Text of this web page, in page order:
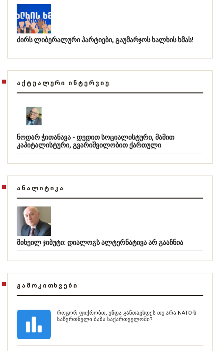
ძირს ლიბერალური პარტიები, გაუმარჯოს ხალხის ხმას!
ᲐᲥᲢᲣᲐᲚᲣᲠᲘ ᲘᲜᲢᲔᲠᲕᲘᲣ
ნოდარ ჭითანავა - დედით სოციალისტური, მამით
კაპიტალისტური, გვარიშვილობით ქართული
ᲐᲜᲐᲚᲘᲢᲘᲙᲐ
მიხეილ ჯიბუტი: დიალოგს ალტერნატივა არ გააჩნია
ᲒᲐᲛᲝᲙᲘᲗᲮᲕᲔᲑᲘ
როგორ ფიქრობთ, უნდა განთავსდეს თუ არა NATO-ს
საწვრთნელი ბაზა საქართველოში?